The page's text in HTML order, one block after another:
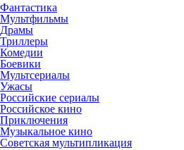
Фантастика
Мультфильмы
Драмы
Триллеры
Комедии
Боевики
Мультсериалы
Ужасы
Российские сериалы
Российское кино
Приключения
Музыкальное кино
Советская мультипликация